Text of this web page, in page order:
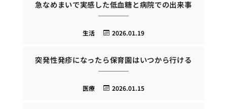
急なめまいで実感した低血糖と病院での出来事
2026.01.19
生活
突発性発疹になったら保育園はいつから行ける
2026.01.15
医療